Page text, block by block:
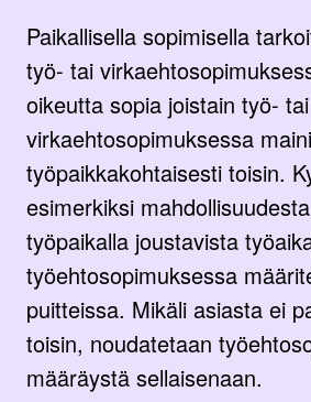
Paikallisella sopimisella
työ- tai
oikeutta sopia joistain työ- tai
virkaehtosopimuksessa
työpaikkakohtaisesti toisin.
esimerkiksi
työpaikalla joustavista
työehtosopimuksessa
puitteissa. Mikäli asiasta ei
toisin, noudatetaan
määräystä sellaisenaan.